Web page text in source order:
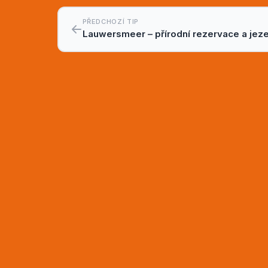
PŘEDCHOZÍ TIP
Lauwersmeer – přírodní rezervace a